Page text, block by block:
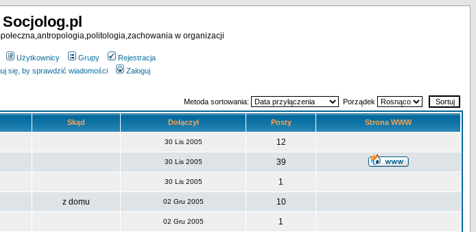
Socjolog.pl
w organizacji
Użytkownicy Grupy
Rejestracja
się, by sprawdzić wiadomości Zaloguj
Metoda sortowania: Porządek
Skąd Dołączył Posty Strona WWW
30 Lis 2005 12
30 Lis 2005 39
30 Lis 2005 1
z domu 02 Gru 2005 10
02 Gru 2005 1